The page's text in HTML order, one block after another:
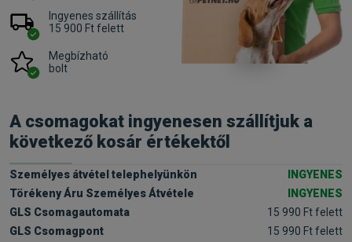
Ingyenes szállítás
15 900 Ft felett
Megbízható
bolt
A csomagokat ingyenesen szállítjuk a
következő kosár értékektől
Személyes átvétel telephelyünkön
INGYENES
Törékeny Áru Személyes Átvétele
INGYENES
GLS Csomagautomata
15 990 Ft felett
GLS Csomagpont
15 990 Ft felett